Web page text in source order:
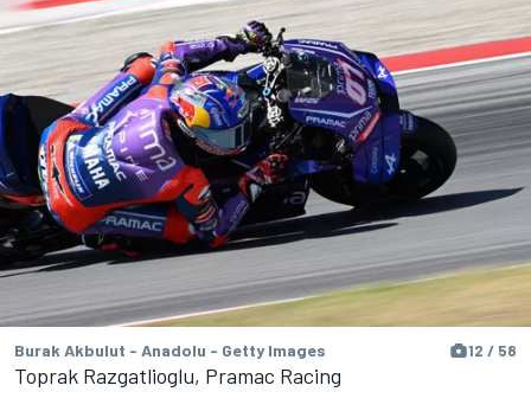
Burak Akbulut - Anadolu - Getty Images 12 / 58
Toprak Razgatlioglu, Pramac Racing